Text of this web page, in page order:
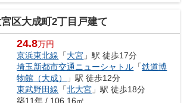
区大成町2丁目戸建て
24.8万円
京浜東北線 「大宮 」駅 徒歩17分
埼玉新都市交通ニューシャトル 「鉄道博
物館（大成）
」駅 徒歩12分
東武野田線 「北大宮 」駅 徒歩18分
築11年 / 106.16㎡